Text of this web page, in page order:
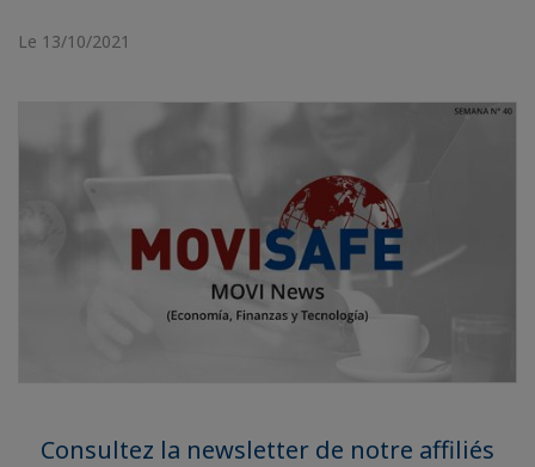
Le 13/10/2021
Consultez la newsletter de notre affiliés